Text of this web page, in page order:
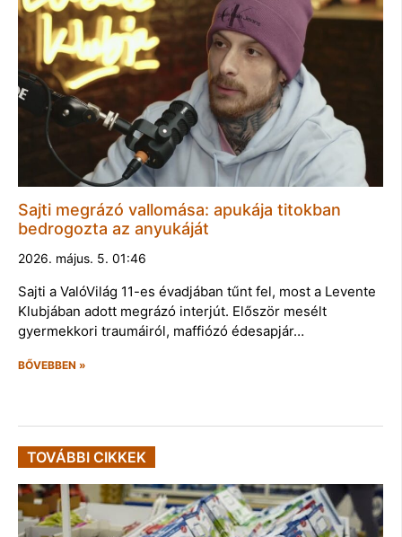
Sajti megrázó vallomása: apukája titokban
bedrogozta az anyukáját
2026. május. 5. 01:46
Sajti a ValóVilág 11-es évadjában tűnt fel, most a Levente
Klubjában adott megrázó interjút. Először mesélt
gyermekkori traumáiról, maffiózó édesapjár…
BŐVEBBEN »
TOVÁBBI CIKKEK